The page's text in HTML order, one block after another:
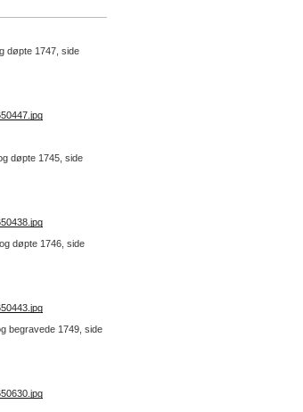
døpte 1747, side
døpte 1745, side
døpte 1746, side
begravede 1749, side